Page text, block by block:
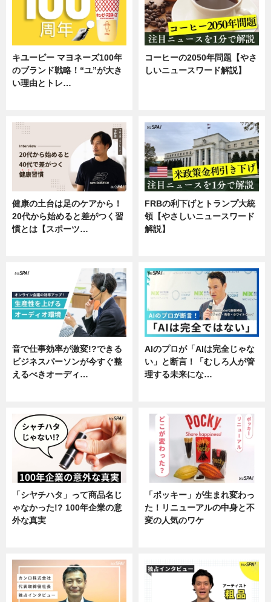
キユーピー マヨネーズ100年
のブランド戦略！“ユ”が大き
い理由とトレ…
コーヒーの2050年問題【やさ
しいニュースワード解説】
健康の土台は足のケアから！
20代から始めると差がつく習
慣とは【スポーツ…
FRBの利下げとトランプ大統
領【やさしいニュースワード
解説】
音で仕事効率が激変!?できる
ビジネスパーソンが今すぐ整
えるべきオーディ…
AIのプロが「AIは完全じゃな
い」と断言！「むしろ人が管
理する未来にな…
「シヤチハタ」って商品名じ
ゃなかった!? 100年企業の意
外な真実
「ポッキー」が生まれ変わっ
た！リニューアルの中身と不
変の人気のワケ